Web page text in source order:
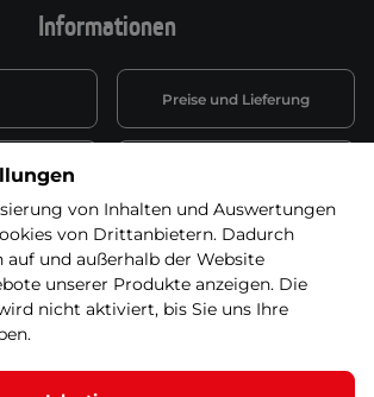
Informationen
Preise und Lieferung
mit Link
Batterieentsorgung
Elektro-
Widerruf erklären
von Inhalten und Auswertungen
von Drittanbietern. Dadurch
auf und außerhalb der Website
unserer Produkte anzeigen. Die
nicht aktiviert, bis Sie uns Ihre